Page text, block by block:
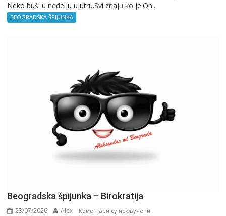
Neko buši u nedelju ujutru.Svi znaju ko je.On...
BEOGRADSKA ŠPIJUNKA
Beogradska špijunka – Birokratija
23/07/2026 Alex Коментари су искључени